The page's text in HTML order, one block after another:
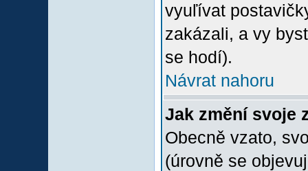
vyuľívat
zakázali, a vy
se hodí).
Návrat nahoru
Jak změní svoje
Obecně vzato,
(úrovně se